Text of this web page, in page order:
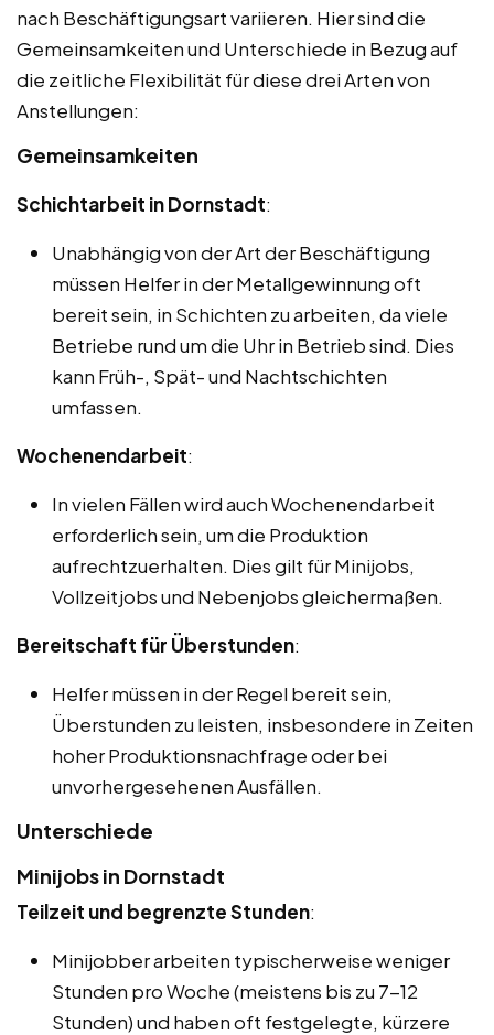
nach Beschäftigungsart variieren. Hier sind die
Gemeinsamkeiten und Unterschiede in Bezug auf
die zeitliche Flexibilität für diese drei Arten von
Anstellungen:
Gemeinsamkeiten
Schichtarbeit in Dornstadt:
Unabhängig von der Art der Beschäftigung
müssen Helfer in der Metallgewinnung oft
bereit sein, in Schichten zu arbeiten, da viele
Betriebe rund um die Uhr in Betrieb sind. Dies
kann Früh-, Spät- und Nachtschichten
umfassen.
Wochenendarbeit:
In vielen Fällen wird auch Wochenendarbeit
erforderlich sein, um die Produktion
aufrechtzuerhalten. Dies gilt für Minijobs,
Vollzeitjobs und Nebenjobs gleichermaßen.
Bereitschaft für Überstunden:
Helfer müssen in der Regel bereit sein,
Überstunden zu leisten, insbesondere in Zeiten
hoher Produktionsnachfrage oder bei
unvorhergesehenen Ausfällen.
Unterschiede
Minijobs in Dornstadt
Teilzeit und begrenzte Stunden:
Minijobber arbeiten typischerweise weniger
Stunden pro Woche (meistens bis zu 7-12
Stunden) und haben oft festgelegte, kürzere